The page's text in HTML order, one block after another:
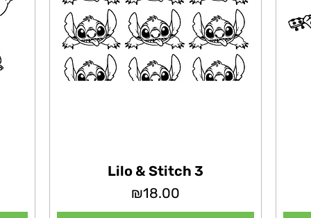
Lilo & Stitch 3
מחיר
₪18.00